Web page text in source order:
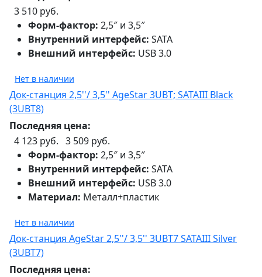
3 510 руб.
Форм-фактор: 2,5″ и 3,5″
Внутренний интерфейс: SATA
Внешний интерфейс: USB 3.0
Нет в наличии
Док-станция 2,5''/ 3,5'' AgeStar 3UBT; SATAIII Black
(3UBT8)
Последняя цена:
4 123 руб. 3 509 руб.
Форм-фактор: 2,5″ и 3,5″
Внутренний интерфейс: SATA
Внешний интерфейс: USB 3.0
Материал: Металл+пластик
Нет в наличии
Док-станция AgeStar 2,5''/ 3,5'' 3UBT7 SATAIII Silver
(3UBT7)
Последняя цена: